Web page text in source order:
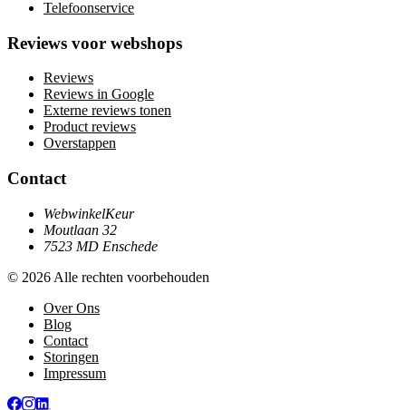
Telefoonservice
Reviews voor webshops
Reviews
Reviews in Google
Externe reviews tonen
Product reviews
Overstappen
Contact
WebwinkelKeur
Moutlaan 32
7523 MD Enschede
© 2026 Alle rechten voorbehouden
Over Ons
Blog
Contact
Storingen
Impressum